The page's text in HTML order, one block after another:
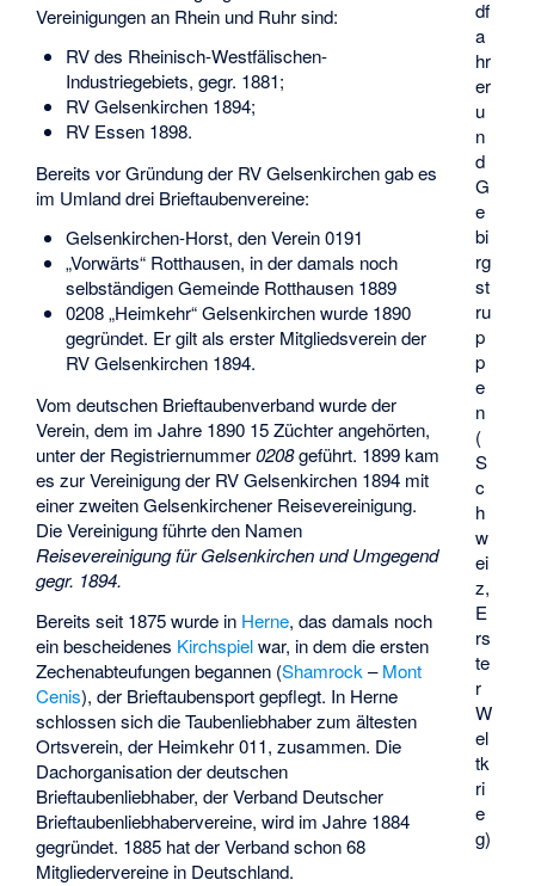
df
a
hr
er
u
n
d
G
e
bi
rg
st
ru
p
p
e
n
(
S
c
h
w
ei
z,
E
rs
te
r
W
el
tk
ri
e
g)
Vereinigungen an Rhein und Ruhr sind:
RV des Rheinisch-Westfälischen-
Industriegebiets, gegr. 1881;
RV Gelsenkirchen 1894;
RV Essen 1898.
Bereits vor Gründung der RV Gelsenkirchen gab es
im Umland drei Brieftaubenvereine:
Gelsenkirchen-Horst, den Verein 0191
„Vorwärts“ Rotthausen, in der damals noch
selbständigen Gemeinde Rotthausen 1889
0208 „Heimkehr“ Gelsenkirchen wurde 1890
gegründet. Er gilt als erster Mitgliedsverein der
RV Gelsenkirchen 1894.
Vom deutschen Brieftaubenverband wurde der
Verein, dem im Jahre 1890 15 Züchter angehörten,
unter der Registriernummer0208geführt. 1899 kam
es zur Vereinigung der RV Gelsenkirchen 1894 mit
einer zweiten Gelsenkirchener Reisevereinigung.
Die Vereinigung führte den Namen
Reisevereinigung für Gelsenkirchen und Umgegend
gegr. 1894.
Bereits seit 1875 wurde in Herne, das damals noch
ein bescheidenes Kirchspielwar, in dem die ersten
Zechenabteufungen begannen (Shamrock–Mont
Cenis), der Brieftaubensport gepflegt. In Herne
schlossen sich die Taubenliebhaber zum ältesten
Ortsverein, der Heimkehr 011, zusammen. Die
Dachorganisation der deutschen
Brieftaubenliebhaber, der Verband Deutscher
Brieftaubenliebhabervereine, wird im Jahre 1884
gegründet. 1885 hat der Verband schon 68
Mitgliedervereine in Deutschland.